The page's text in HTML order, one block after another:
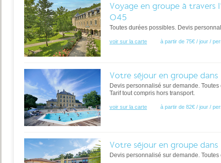
Voyage en groupe à travers
045
Toutes durées possibles. Devis
voir sur la carte à partir de 75€ / jour /
Votre séjour en groupe
Devis personnalisé sur demande.
Tarif tout compris hors transport.
voir sur la carte à partir de 82€ / jour /
Votre séjour en groupe
Devis personnalisé sur demande.